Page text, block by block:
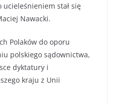
ucieleśnieniem stał się
Nawacki.
Polaków do oporu
polskiego sądownictwa,
dyktatury i
kraju z Unii